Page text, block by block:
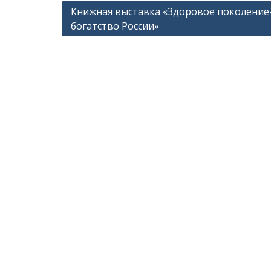
Навигация
по
Книжная выставка «Здоровое
богатство России»